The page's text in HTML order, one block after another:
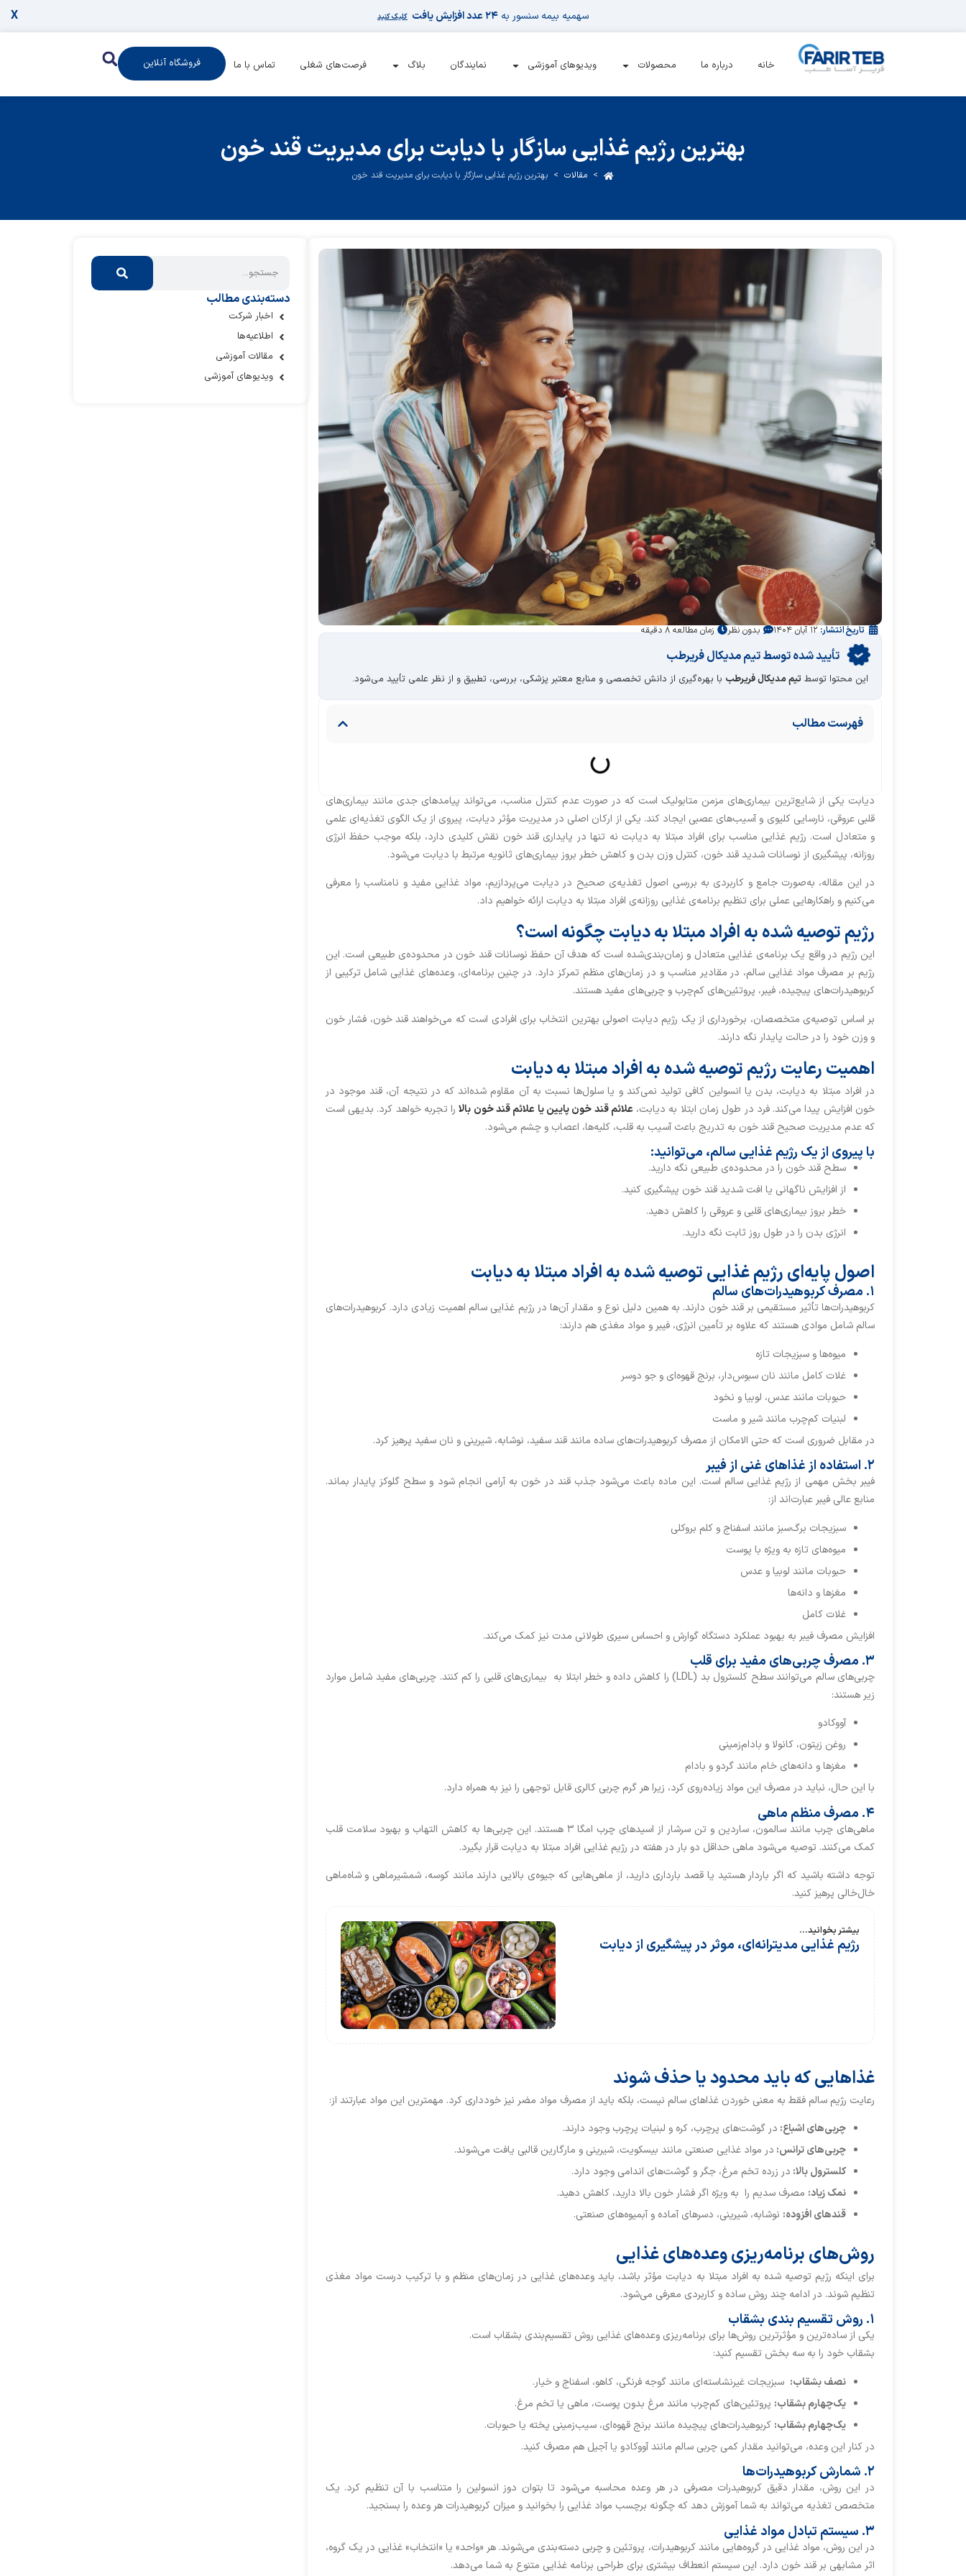
سهمیه بیمه سنسور به ۲۴ عدد افزایش یافت کلیک کنید X
خانه درباره ما محصولات ویدیوهای آموزشی نمایندگان بلاگ فرصت‌های شغلی تماس با ما فروشگاه آنلاین
بهترین رژیم غذایی سازگار با دیابت برای مدیریت قند خون
> مقالات > بهترین رژیم غذایی سازگار با دیابت برای مدیریت قند خون
تاریخ انتشار: ۱۲ آبان ۱۴۰۴ بدون نظر زمان مطالعه ۸ دقیقه
تأیید‌‌‌‌‌‌‌ شده توسط تیم مدیکال فریرطب
این محتوا توسط تیم مدیکال فریرطب با بهره‌گیری از دانش تخصصی و منابع معتبر پزشکی، بررسی، تطبیق و از نظر علمی تأیید می‌شود.
فهرست مطالب
دیابت یکی از شایع‌ترین بیماری‌های مزمن متابولیک است که در صورت عدم کنترل مناسب، می‌تواند پیامدهای جدی مانند بیماری‌های
قلبی عروقی، نارسایی کلیوی و آسیب‌های عصبی ایجاد کند. یکی از ارکان اصلی در مدیریت مؤثر دیابت، پیروی از یک الگوی تغذیه‌ای علمی
و متعادل است. رژیم غذایی مناسب برای افراد مبتلا به دیابت نه‌ تنها در پایداری قند خون نقش کلیدی دارد، بلکه موجب حفظ انرژی
روزانه، پیشگیری از نوسانات شدید قند خون، کنترل وزن بدن و کاهش خطر بروز بیماری‌های ثانویه مرتبط با دیابت می‌شود.
در این مقاله، به‌صورت جامع و کاربردی به بررسی اصول تغذیه‌ی صحیح در دیابت می‌پردازیم، مواد غذایی مفید و نامناسب را معرفی
می‌کنیم و راهکارهایی عملی برای تنظیم برنامه‌ی غذایی روزانه‌ی افراد مبتلا به دیابت ارائه خواهیم داد.
رژیم توصیه شده به افراد مبتلا به دیابت چگونه است؟
این رژیم در واقع یک برنامه‌ی غذایی متعادل و زمان‌بندی‌شده است که هدف آن حفظ نوسانات قند خون در محدوده‌ی طبیعی است. این
رژیم بر مصرف مواد غذایی سالم، در مقادیر مناسب و در زمان‌های منظم تمرکز دارد. در چنین برنامه‌ای، وعده‌های غذایی شامل ترکیبی از
کربوهیدرات‌های پیچیده، فیبر، پروتئین‌های کم‌چرب و چربی‌های مفید هستند.
بر اساس توصیه‌ی متخصصان، برخورداری از یک رژیم دیابت اصولی بهترین انتخاب برای افرادی است که می‌خواهند قند خون، فشار خون
و وزن خود را در حالت پایدار نگه دارند.
اهمیت رعایت رژیم توصیه شده به افراد مبتلا به دیابت
در افراد مبتلا به دیابت، بدن یا انسولین کافی تولید نمی‌کند و یا سلول‌ها نسبت به آن مقاوم شده‌اند که در نتیجه آن، قند موجود در
خون افزایش پیدا می‌کند. فرد در طول زمان ابتلا به دیابت، علائم قند خون پایین یا علائم قند خون بالا را تجربه خواهد کرد. بدیهی است
که عدم مدیریت صحیح قند خون به ‌تدریج باعث آسیب به قلب، کلیه‌ها، اعصاب و چشم می‌شود.
با پیروی از یک رژیم غذایی سالم، می‌توانید:
سطح قند خون را در محدوده‌ی طبیعی نگه دارید.
از افزایش ناگهانی یا افت شدید قند خون پیشگیری کنید.
خطر بروز بیماری‌های قلبی و عروقی را کاهش دهید.
انرژی بدن را در طول روز ثابت نگه دارید.
اصول پایه‌ای رژیم غذایی توصیه شده به افراد مبتلا به دیابت
۱. مصرف کربوهیدرات‌های سالم
کربوهیدرات‌ها تأثیر مستقیمی بر قند خون دارند. به همین دلیل نوع و مقدار آن‌ها در رژیم غذایی سالم اهمیت زیادی دارد. کربوهیدرات‌های
سالم شامل موادی هستند که علاوه بر تأمین انرژی، فیبر و مواد مغذی هم دارند:
میوه‌ها و سبزیجات تازه
غلات کامل مانند نان سبوس‌دار، برنج قهوه‌ای و جو دوسر
حبوبات مانند عدس، لوبیا و نخود
لبنیات کم‌چرب مانند شیر و ماست
در مقابل ضروری است که حتی الامکان از مصرف کربوهیدرات‌های ساده مانند قند سفید، نوشابه، شیرینی و نان سفید پرهیز کرد.
۲. استفاده از غذاهای غنی از فیبر
فیبر بخش مهمی از رژیم غذایی سالم است. این ماده باعث می‌شود جذب قند در خون به آرامی انجام شود و سطح گلوکز پایدار بماند.
منابع عالی فیبر عبارت‌اند از:
سبزیجات برگ‌سبز مانند اسفناج و کلم بروکلی
میوه‌های تازه به‌ ویژه با پوست
حبوبات مانند لوبیا و عدس
مغزها و دانه‌ها
غلات کامل
افزایش مصرف فیبر به بهبود عملکرد دستگاه گوارش و احساس سیری طولانی مدت نیز کمک می‌کند.
۳. مصرف چربی‌های مفید برای قلب
چربی‌های سالم می‌توانند سطح کلسترول بد (LDL) را کاهش داده و خطر ابتلا به بیماری‌های قلبی را کم کنند. چربی‌های مفید شامل موارد
زیر هستند:
آووکادو
روغن زیتون، کانولا و بادام‌زمینی
مغزها و دانه‌های خام مانند گردو و بادام
با این حال، نباید در مصرف این مواد زیاده‌روی کرد، زیرا هر گرم چربی کالری قابل توجهی را نیز به همراه دارد.
۴. مصرف منظم ماهی
ماهی‌های چرب مانند سالمون، ساردین و تن سرشار از اسیدهای چرب امگا ۳ هستند. این چربی‌ها به کاهش التهاب و بهبود سلامت قلب
کمک می‌کنند. توصیه می‌شود ماهی حداقل دو بار در هفته در رژیم غذایی افراد مبتلا به دیابت قرار بگیرد.
توجه داشته باشید که اگر باردار هستید یا قصد بارداری دارید، از ماهی‌هایی که جیوه‌ی بالایی دارند مانند کوسه، شمشیرماهی و شاه‌ماهی
خال‌خالی پرهیز کنید.
بیشتر بخوانید...
رژیم غذایی مدیترانه‌ای، موثر در پیشگیری از دیابت
غذاهایی که باید محدود یا حذف شوند
رعایت رژیم سالم فقط به معنی خوردن غذاهای سالم نیست، بلکه باید از مصرف مواد مضر نیز خودداری کرد. مهمترین این مواد عبارتند از:
چربی‌های اشباع: در گوشت‌های پرچرب، کره و لبنیات پرچرب وجود دارند.
چربی‌های ترانس: در مواد غذایی صنعتی مانند بیسکویت، شیرینی و مارگارین قالبی یافت می‌شوند.
کلسترول بالا: در زرده تخم ‌مرغ، جگر و گوشت‌های اندامی وجود دارد.
نمک زیاد: مصرف سدیم را به ‌ویژه اگر فشار خون بالا دارید، کاهش دهید.
قندهای افزوده: نوشابه، شیرینی، دسرهای آماده و آبمیوه‌های صنعتی.
روش‌های برنامه‌ریزی وعده‌های غذایی
برای اینکه رژیم توصیه شده به افراد مبتلا به دیابت مؤثر باشد، باید وعده‌های غذایی در زمان‌های منظم و با ترکیب درست مواد مغذی
تنظیم شوند. در ادامه چند روش ساده و کاربردی معرفی می‌شود.
۱. روش تقسیم بندی بشقاب
یکی از ساده‌ترین و مؤثرترین روش‌ها برای برنامه‌ریزی وعده‌های غذایی روش تقسیم‌بندی بشقاب است.
بشقاب خود را به سه بخش تقسیم کنید:
نصف بشقاب: سبزیجات غیرنشاسته‌ای مانند گوجه ‌فرنگی، کاهو، اسفناج و خیار.
یک‌چهارم بشقاب: پروتئین‌های کم‌چرب مانند مرغ بدون پوست، ماهی یا تخم‌ مرغ.
یک‌چهارم بشقاب: کربوهیدرات‌های پیچیده مانند برنج قهوه‌ای، سیب‌زمینی پخته یا حبوبات.
در کنار این وعده، می‌توانید مقدار کمی چربی سالم مانند آووکادو یا آجیل هم مصرف کنید.
۲. شمارش کربوهیدرات‌ها
در این روش، مقدار دقیق کربوهیدرات مصرفی در هر وعده محاسبه می‌شود تا بتوان دوز انسولین را متناسب با آن تنظیم کرد. یک
متخصص تغذیه می‌تواند به شما آموزش دهد که چگونه برچسب مواد غذایی را بخوانید و میزان کربوهیدرات هر وعده را بسنجید.
۳. سیستم تبادل مواد غذایی
در این روش، مواد غذایی در گروه‌هایی مانند کربوهیدرات، پروتئین و چربی دسته‌بندی می‌شوند. هر «واحد» یا «انتخاب» غذایی در یک گروه،
اثر مشابهی بر قند خون دارد. این سیستم انعطاف بیشتری برای طراحی برنامه غذایی متنوع به شما می‌دهد.
دسته‌بندی مطالب
اخبار شرکت
اطلاعیه‌ها
مقالات آموزشی
ویدیوهای آموزشی